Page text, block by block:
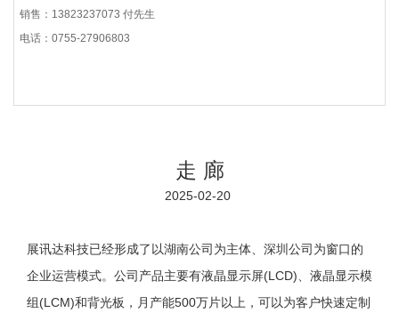
销售：13823237073 付先生
电话：0755-27906803
走 廊
2025-02-20
展讯达科技已经形成了以湖南公司为主体、深圳公司为窗口的
企业运营模式。公司产品主要有液晶显示屏(LCD)、液晶显示模
组(LCM)和背光板，月产能500万片以上，可以为客户快速定制